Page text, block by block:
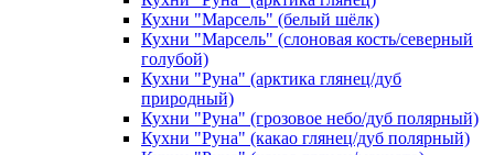
Кухни "Марсель" (белый шёлк)
Кухни "Марсель" (слоновая кость/северный
голубой)
Кухни "Руна" (арктика глянец/дуб
природный)
Кухни "Руна" (грозовое небо/дуб полярный)
Кухни "Руна" (какао глянец/дуб полярный)